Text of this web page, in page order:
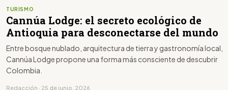
TURISMO
Cannúa Lodge: el secreto ecológico de
Antioquia para desconectarse del mundo
Entre bosque nublado, arquitectura de tierra y gastronomía local,
Cannúa Lodge propone una forma más consciente de descubrir
Colombia.
Redacción · 25 de junio, 2026